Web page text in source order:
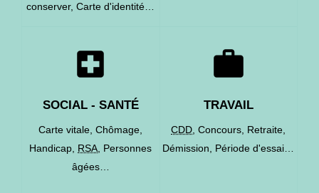
conserver,Carte d'identité…
local_hospital
SOCIAL - SANTÉ
Carte vitale,Chômage,
Handicap, RSA Personnes
âgées…
work
TRAVAIL
CDD ,Concours, Retraite,
Démission, Période d'essai…